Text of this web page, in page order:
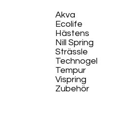
Akva
Ecolife​
Hästens
Nill Spring
Strässle
Technogel
Tempur
Vispring
Zubehör